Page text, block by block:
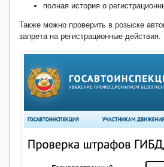
полная история о
Также можно проверить в розыске
запрета на регистрационные действия.